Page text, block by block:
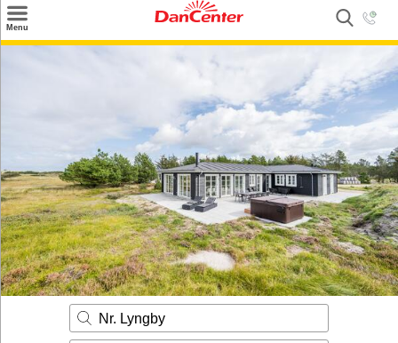
Menu
Service
Kontakt
Husägare
Nr. Lyngby